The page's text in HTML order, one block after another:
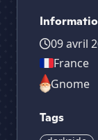
09 avril
France
Gnome
Tags